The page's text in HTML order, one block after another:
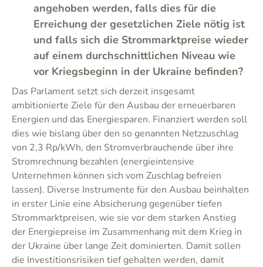
angehoben werden, falls dies für die
Erreichung der gesetzlichen Ziele nötig ist
und falls sich die Strommarktpreise wieder
auf einem durchschnittlichen Niveau wie
vor Kriegsbeginn in der Ukraine befinden?
Das Parlament setzt sich derzeit insgesamt
ambitionierte Ziele für den Ausbau der erneuerbaren
Energien und das Energiesparen. Finanziert werden soll
dies wie bislang über den so genannten Netzzuschlag
von 2,3 Rp/kWh, den Stromverbrauchende über ihre
Stromrechnung bezahlen (energieintensive
Unternehmen können sich vom Zuschlag befreien
lassen). Diverse Instrumente für den Ausbau beinhalten
in erster Linie eine Absicherung gegenüber tiefen
Strommarktpreisen, wie sie vor dem starken Anstieg
der Energiepreise im Zusammenhang mit dem Krieg in
der Ukraine über lange Zeit dominierten. Damit sollen
die Investitionsrisiken tief gehalten werden, damit